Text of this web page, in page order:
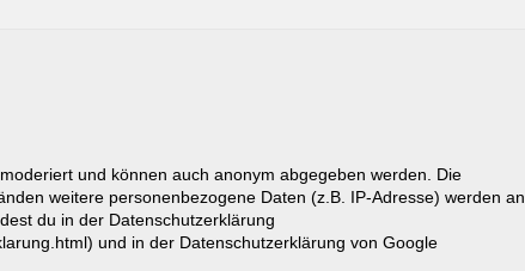
und können auch anonym abgegeben werden. Die
weitere personenbezogene Daten (z.B. IP-Adresse) werden an
du in der Datenschutzerklärung
und in der Datenschutzerklärung von Google